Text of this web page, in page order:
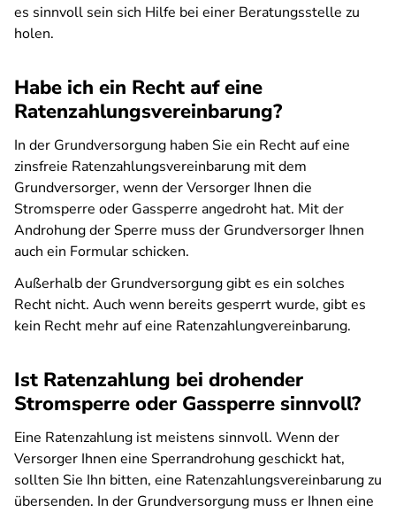
es sinnvoll sein sich Hilfe bei einer Beratungsstelle zu
holen.
Habe ich ein Recht auf eine
Ratenzahlungsvereinbarung?
In der Grundversorgung haben Sie ein Recht auf eine
zinsfreie Ratenzahlungsvereinbarung mit dem
Grundversorger, wenn der Versorger Ihnen die
Stromsperre oder Gassperre angedroht hat. Mit der
Androhung der Sperre muss der Grundversorger Ihnen
auch ein Formular schicken.
Außerhalb der Grundversorgung gibt es ein solches
Recht nicht. Auch wenn bereits gesperrt wurde, gibt es
kein Recht mehr auf eine Ratenzahlungvereinbarung.
Ist Ratenzahlung bei drohender
Stromsperre oder Gassperre sinnvoll?
Eine Ratenzahlung ist meistens sinnvoll. Wenn der
Versorger Ihnen eine Sperrandrohung geschickt hat,
sollten Sie Ihn bitten, eine Ratenzahlungsvereinbarung zu
übersenden. In der Grundversorgung muss er Ihnen eine